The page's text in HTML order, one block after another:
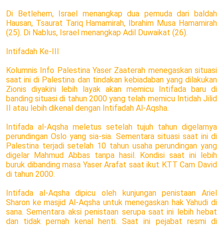
Di Betlehem, Israel menangkap dua pemuda dari baldah
Hausan, Tsaurat Tariq Hamamirah, Ibrahim Musa Hamamirah
(25). Di Nablus, Israel menangkap Adil Duwaikat (26).
Intifadah Ke-III
Kolumnis Info Palestina Yaser Zaaterah menegaskan situasi
saat ini di Palestina dan tindakan kebiadaban yang dilakukan
Zionis diyakini lebih layak akan memicu Intifada baru di
banding situasi di tahun 2000 yang telah memicu Intidah Jilid
II atau lebih dikenal dengan Intifadah Al-Aqsha.
Intifada al-Aqsha meletus setelah tujuh tahun digelarnya
perundingan Oslo yang sia-sia. Sementara situasi saat ini di
Palestina terjadi setelah 10 tahun usaha perundingan yang
digelar Mahmud Abbas tanpa hasil. Kondisi saat ini lebih
buruk dibanding masa Yaser Arafat saat ikut KTT Cam David
di tahun 2000.
Intifada al-Aqsha dipicu oleh kunjungan penistaan Ariel
Sharon ke masjid Al-Aqsha untuk menegaskan hak Yahudi di
sana. Sementara aksi penistaan serupa saat ini lebih hebat
dan tidak pernah kenal henti. Saat ini pejabat resmi di